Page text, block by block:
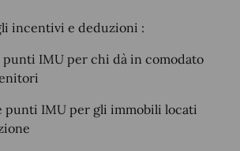
incentivi e deduzioni :
IMU per chi dà in comodato
punti IMU per gli immobili locati